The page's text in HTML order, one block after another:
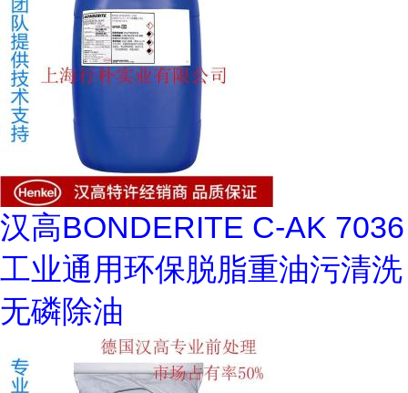
汉高BONDERITE C-AK 7036
工业通用环保脱脂重油污清洗
无磷除油